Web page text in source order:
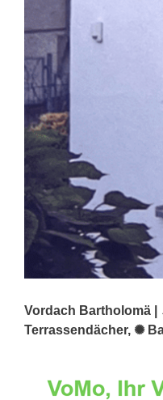
Vordach Bartholomä |
Terrassendächer, ✺